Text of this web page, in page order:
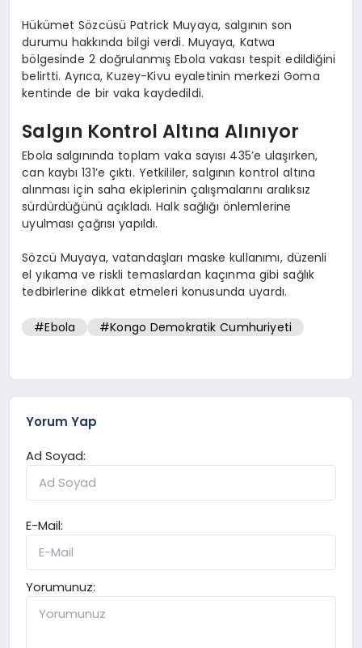
Hükümet Sözcüsü Patrick Muyaya, salgının son
durumu hakkında bilgi verdi. Muyaya, Katwa
bölgesinde 2 doğrulanmış Ebola vakası tespit edildiğini
belirtti. Ayrıca, Kuzey-Kivu eyaletinin merkezi Goma
kentinde de bir vaka kaydedildi.
Salgın Kontrol Altına Alınıyor
Ebola salgınında toplam vaka sayısı 435’e ulaşırken,
can kaybı 131’e çıktı. Yetkililer, salgının kontrol altına
alınması için saha ekiplerinin çalışmalarını aralıksız
sürdürdüğünü açıkladı. Halk sağlığı önlemlerine
uyulması çağrısı yapıldı.
Sözcü Muyaya, vatandaşları maske kullanımı, düzenli
el yıkama ve riskli temaslardan kaçınma gibi sağlık
tedbirlerine dikkat etmeleri konusunda uyardı.
#Ebola #Kongo Demokratik Cumhuriyeti
Yorum Yap
Ad Soyad:
E-Mail:
Yorumunuz: